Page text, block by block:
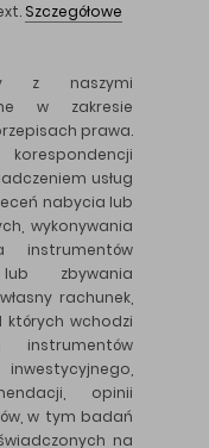
Szczegółowe
z naszymi
w zakresie
prawa.
usług
nabycia lub
wykonywania
zbywania
rachunek,
których wchodzi
opinii
w tym badań
na